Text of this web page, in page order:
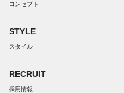
コンセプト
STYLE
スタイル
RECRUIT
採用情報